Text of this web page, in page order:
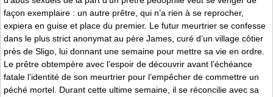
façon exemplaire : un autre prêtre, qui n’a rien à se reprocher,
expiera en guise et place du premier. Le futur meurtrier se confesse
dans le plus strict anonymat au père James, curé d’un village côtier
près de Sligo, lui donnant une semaine pour mettre sa vie en ordre.
Le prêtre obtempère avec l’espoir de découvrir avant l’échéance
fatale l’identité de son meurtrier pour l’empêcher de commettre un
péché mortel. Durant cette ultime semaine, il se réconcilie avec sa